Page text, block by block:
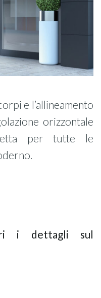
e l’allineamento
orizzontale
per tutte le
i dettagli sul